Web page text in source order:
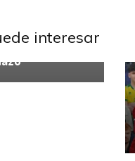
interesar
le ganó a
en un